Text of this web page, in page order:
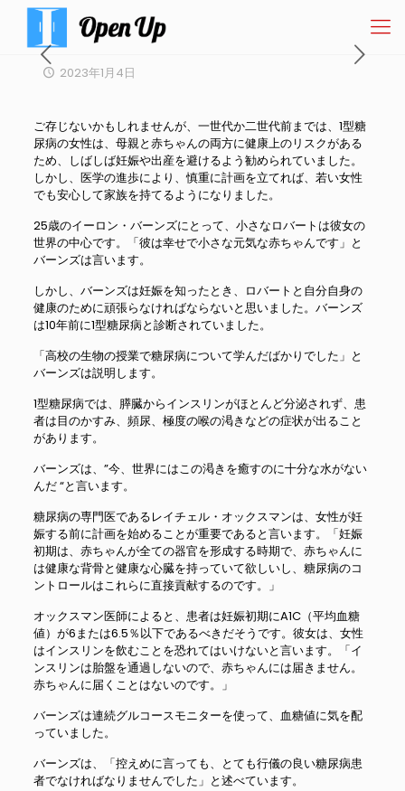
2023年1月4日
ご存じないかもしれませんが、一世代か二世代前までは、1型糖
尿病の女性は、母親と赤ちゃんの両方に健康上のリスクがある
ため、しばしば妊娠や出産を避けるよう勧められていました。
しかし、医学の進歩により、慎重に計画を立てれば、若い女性
でも安心して家族を持てるようになりました。
25歳のイーロン・バーンズにとって、小さなロバートは彼女の
世界の中心です。「彼は幸せで小さな元気な赤ちゃんです」と
バーンズは言います。
しかし、バーンズは妊娠を知ったとき、ロバートと自分自身の
健康のために頑張らなければならないと思いました。バーンズ
は10年前に1型糖尿病と診断されていました。
「高校の生物の授業で糖尿病について学んだばかりでした」と
バーンズは説明します。
1型糖尿病では、膵臓からインスリンがほとんど分泌されず、患
者は目のかすみ、頻尿、極度の喉の渇きなどの症状が出ること
があります。
バーンズは、”今、世界にはこの渇きを癒すのに十分な水がない
んだ “と言います。
糖尿病の専門医であるレイチェル・オックスマンは、女性が妊
娠する前に計画を始めることが重要であると言います。「妊娠
初期は、赤ちゃんが全ての器官を形成する時期で、赤ちゃんに
は健康な背骨と健康な心臓を持っていて欲しいし、糖尿病のコ
ントロールはこれらに直接貢献するのです。」
オックスマン医師によると、患者は妊娠初期にA1C（平均血糖
値）が6または6.5％以下であるべきだそうです。彼女は、女性
はインスリンを飲むことを恐れてはいけないと言います。「イ
ンスリンは胎盤を通過しないので、赤ちゃんには届きません。
赤ちゃんに届くことはないのです。」
バーンズは連続グルコースモニターを使って、血糖値に気を配
っていました。
バーンズは、「控えめに言っても、とても行儀の良い糖尿病患
者でなければなりませんでした」と述べています。